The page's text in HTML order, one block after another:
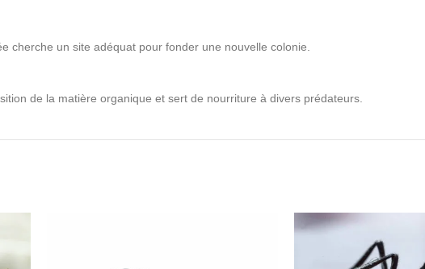
cherche un site adéquat pour fonder une nouvelle colonie.
de la matière organique et sert de nourriture à divers prédateurs.